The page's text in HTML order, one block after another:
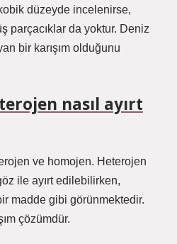
düzeyde incelenirse,
parçacıklar da yoktur. Deniz
bir karışım olduğunu
nasıl ayırt
ve homojen. Heterojen
ile ayırt edilebilirken,
madde gibi görünmektedir.
çözümdür.